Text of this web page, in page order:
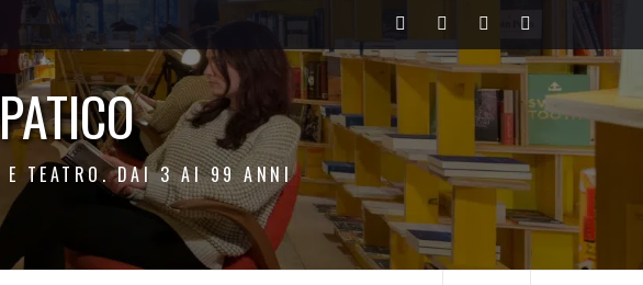
FacebookTwitterInstagramYoutube
E TEATRO. DAI 3 AI 99 ANNI